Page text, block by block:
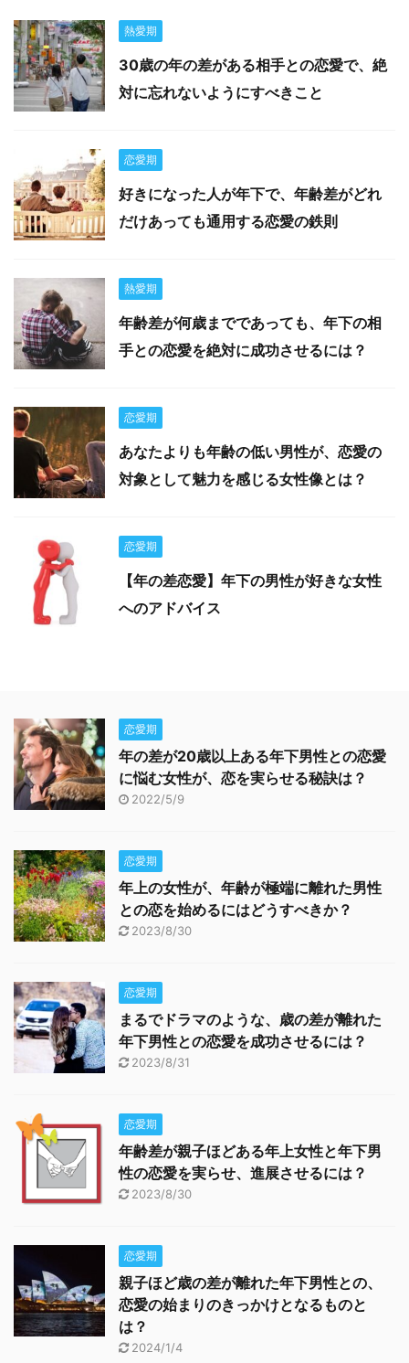
熱愛期
30歳の年の差がある相手との恋愛で、絶
対に忘れないようにすべきこと
恋愛期
好きになった人が年下で、年齢差がどれ
だけあっても通用する恋愛の鉄則
熱愛期
年齢差が何歳までであっても、年下の相
手との恋愛を絶対に成功させるには？
恋愛期
あなたよりも年齢の低い男性が、恋愛の
対象として魅力を感じる女性像とは？
恋愛期
【年の差恋愛】年下の男性が好きな女性
へのアドバイス
恋愛期
年の差が20歳以上ある年下男性との恋愛
に悩む女性が、恋を実らせる秘訣は？
2022/5/9
恋愛期
年上の女性が、年齢が極端に離れた男性
との恋を始めるにはどうすべきか？
2023/8/30
恋愛期
まるでドラマのような、歳の差が離れた
年下男性との恋愛を成功させるには？
2023/8/31
恋愛期
年齢差が親子ほどある年上女性と年下男
性の恋愛を実らせ、進展させるには？
2023/8/30
恋愛期
親子ほど歳の差が離れた年下男性との、
恋愛の始まりのきっかけとなるものと
は？
2024/1/4